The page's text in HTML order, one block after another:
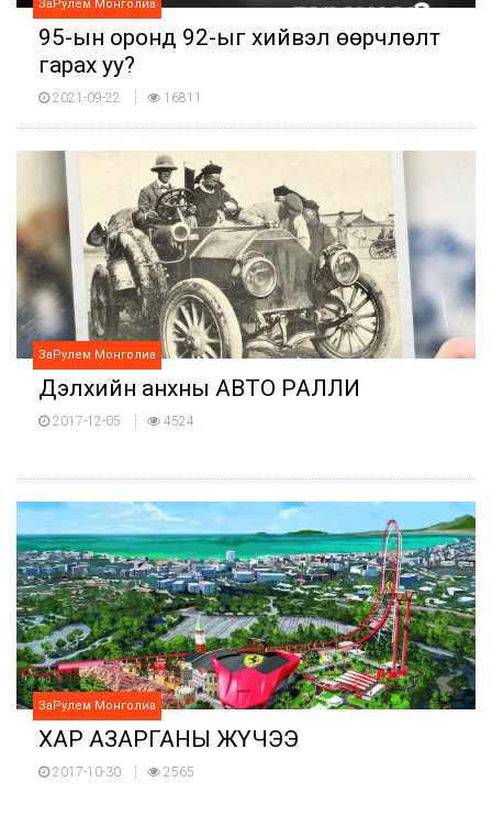
ЗаРулем Монголиа
95-ын оронд 92-ыг хийвэл өөрчлөлт
гарах уу?
2021-09-22 16811
ЗаРулем Монголиа
Дэлхийн анхны АВТО РАЛЛИ
2017-12-05 4524
ЗаРулем Монголиа
ХАР АЗАРГАНЫ ЖҮЧЭЭ
2017-10-30 2565